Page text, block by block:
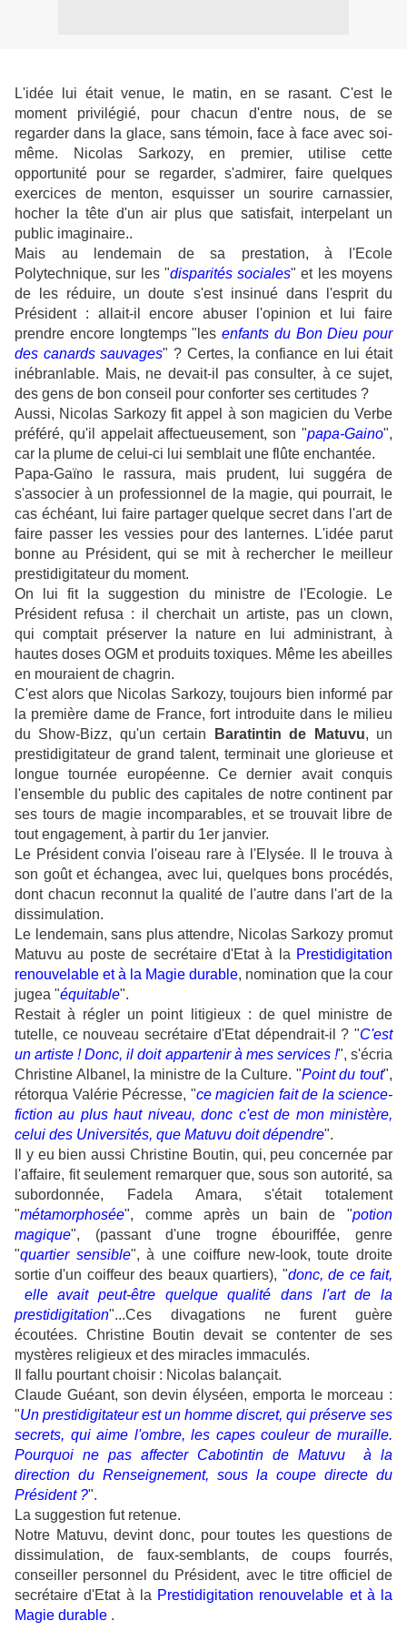
L'idée lui était venue, le matin, en se rasant. C'est le
moment privilégié, pour chacun d'entre nous, de se
regarder dans la glace, sans témoin, face à face avec soi-
même. Nicolas Sarkozy, en premier, utilise cette
opportunité pour se regarder, s'admirer, faire quelques
exercices de menton, esquisser un sourire carnassier,
hocher la tête d'un air plus que satisfait, interpelant un
public imaginaire..
Mais au lendemain de sa prestation, à l'Ecole
Polytechnique, sur les "disparités sociales" et les moyens
de les réduire, un doute s'est insinué dans l'esprit du
Président : allait-il encore abuser l'opinion et lui faire
prendre encore longtemps "les enfants du Bon Dieu pour
des canards sauvages" ? Certes, la confiance en lui était
inébranlable. Mais, ne devait-il pas consulter, à ce sujet,
des gens de bon conseil pour conforter ses certitudes ?
Aussi, Nicolas Sarkozy fit appel à son magicien du Verbe
préféré, qu'il appelait affectueusement, son "papa-Gaino",
car la plume de celui-ci lui semblait une flûte enchantée.
Papa-Gaïno le rassura, mais prudent, lui suggéra de
s'associer à un professionnel de la magie, qui pourrait, le
cas échéant, lui faire partager quelque secret dans l'art de
faire passer les vessies pour des lanternes. L'idée parut
bonne au Président, qui se mit à rechercher le meilleur
prestidigitateur du moment.
On lui fit la suggestion du ministre de l'Ecologie. Le
Président refusa : il cherchait un artiste, pas un clown,
qui comptait préserver la nature en lui administrant, à
hautes doses OGM et produits toxiques. Même les abeilles
en mouraient de chagrin.
C'est alors que Nicolas Sarkozy, toujours bien informé par
la première dame de France, fort introduite dans le milieu
du Show-Bizz, qu'un certain
Baratintin de Matuvu, un
prestidigitateur de grand talent, terminait une glorieuse et
longue tournée européenne. Ce dernier avait conquis
l'ensemble du public des capitales de notre continent par
ses tours de magie incomparables, et se trouvait libre de
tout engagement, à partir du 1er janvier.
Le Président convia l'oiseau rare à l'Elysée. Il le trouva à
son goût et échangea, avec lui, quelques bons procédés,
dont chacun reconnut la qualité de l'autre dans l'art de la
dissimulation.
Le lendemain, sans plus attendre, Nicolas Sarkozy promut
Matuvu au poste de secrétaire d'Etat à la Prestidigitation
renouvelable et à la Magie durable, nomination que la cour
jugea "équitable".
Restait à régler un point litigieux : de quel ministre de
tutelle, ce nouveau secrétaire d'Etat dépendrait-il ? "C'est
un artiste ! Donc, il doit appartenir à mes services !", s'écria
Christine Albanel, la ministre de la Culture. "Point du tout",
rétorqua Valérie Pécresse, "ce magicien fait de la science-
fiction au plus haut niveau, donc c'est de mon ministère,
celui des Universités, que Matuvu doit dépendre".
Il y eu bien aussi Christine Boutin, qui, peu concernée par
l'affaire, fit seulement remarquer que, sous son autorité, sa
subordonnée, Fadela Amara, s'était totalement
"métamorphosée", comme après un bain de "potion
magique", (passant d'une trogne ébouriffée, genre
"quartier sensible", à une coiffure new-look, toute droite
sortie d'un coiffeur des beaux quartiers), "donc, de ce fait,
elle avait peut-être quelque qualité dans l'art de la
prestidigitation"...Ces divagations ne furent guère
écoutées. Christine Boutin devait se contenter de ses
mystères religieux et des miracles immaculés.
Il fallu pourtant choisir : Nicolas balançait.
Claude Guéant, son devin élyséen, emporta le morceau :
"Un prestidigitateur est un homme discret, qui préserve ses
secrets, qui aime l'ombre, les capes couleur de muraille.
Pourquoi ne pas affecter Cabotintin de Matuvu à la
direction du Renseignement, sous la coupe directe du
Président ?".
La suggestion fut retenue.
Notre Matuvu, devint donc, pour toutes les questions de
dissimulation, de faux-semblants, de coups fourrés,
conseiller personnel du Président, avec le titre officiel de
secrétaire d'Etat à la Prestidigitation renouvelable et à la
Magie durable .